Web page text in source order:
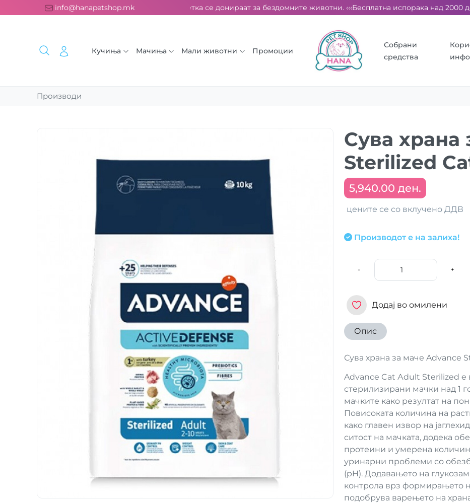
info@hanapetshop.mk
испорака над 2000 ден. ››› 2% од секоја сметка се донираат за бездомните животни. ‹‹‹ Бесплатна испорака над 2000
Кучиња Мачиња Мали животни Промоции
Собрани
средства
Производи
Сува храна
Sterilized
5,940.00 ден.
цените се со вклучено ДДВ
Производот е на залиха!
- +
Додај во омилени
Опис
Сува храна за маче Advance
Advance Cat Аdult Sterilized e
стерилизирани мачки над 1
мачките како резултат на
Повисоката количина на
како главен извор на
ситост на мачката, додека
протеини и умерена
уринарни проблеми со
(pH). Додавањето на
контрола врз формирањето
подобрува варењето на